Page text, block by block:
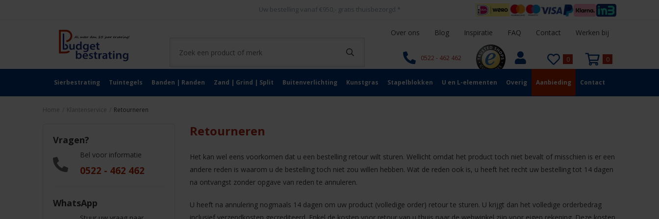
Uw bestelling vanaf €950,- gratis thuisbezorgd *
Over ons Blog Inspiratie FAQ Contact Werken bij
0522 - 462 462 0 0
Sierbestrating Tuintegels Banden | Randen Zand | Grind | Split Buitenverlichting Kunstgras Stapelblokken U en L-elementen Overig Aanbieding Contact
Home Klantenservice Retourneren
Vragen?
Bel voor informatie
0522 - 462 462
WhatsApp
Retourneren
Het kan wel eens voorkomen dat u een bestelling retour wilt sturen. Wellicht omdat het product toch niet bevalt of misschien is er een
andere reden is waarom u de bestelling toch niet zou willen hebben. Wat de reden ook is, u heeft het recht uw bestelling tot 14 dagen
na ontvangst zonder opgave van reden te annuleren.
U heeft na annulering nogmaals 14 dagen om uw product (volledige order) retour te sturen. U krijgt dan het volledige orderbedrag
inclusief verzendkosten gecrediteerd. Enkel de kosten voor retour van u thuis naar de webwinkel zijn voor eigen rekening. Deze kosten